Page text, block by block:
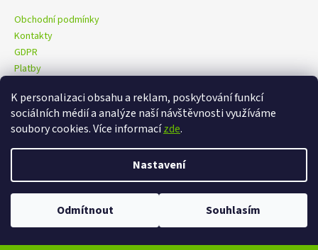
K personalizaci obsahu a reklam, poskytování funkcí
sociálních médií a analýze naší návštěvnosti využíváme
soubory cookies. Více informacízde.
Nastavení
Odmítnout Souhlasím
Obchodní podmínky
Kontakty
GDPR
Platby
eXtrem-audio na facebooku eXtrem-audio na Instagramu
Copyright 2026eXtrem-audio.cz. Všechna práva vyhrazena.
Upravit nastavení cookies